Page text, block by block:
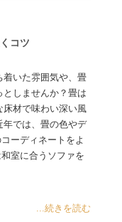
コツ
着いた雰囲気や、畳
しませんか？畳は
床材で味わい深い風
年では、畳の色やデ
ーディネートをよ
室に合うソファを
...続きを読む